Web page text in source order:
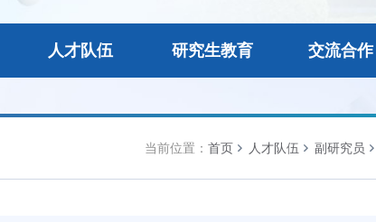
人才队伍 研究生教育 交流合作
当前位置： 首页 人才队伍 副研究员